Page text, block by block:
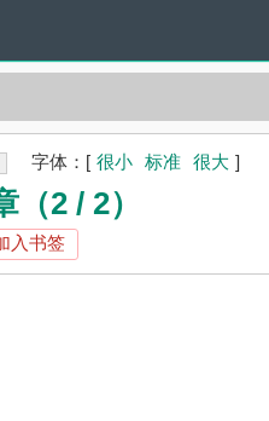
字体： [ 很小 标准 很大 ]
（2 / 2）
入书签